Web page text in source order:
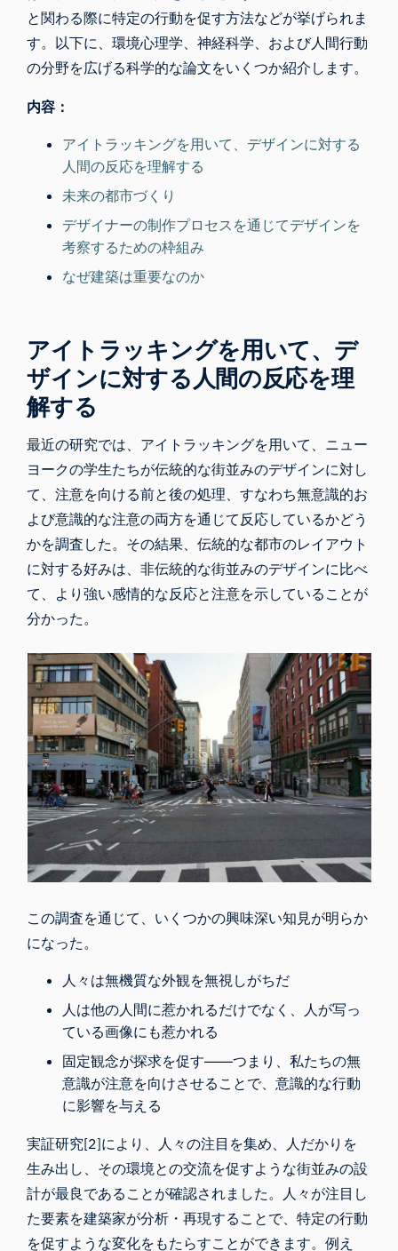
と関わる際に特定の行動を促す方法などが挙げられま
す。以下に、環境心理学、神経科学、および人間行動
の分野を広げる科学的な論文をいくつか紹介します。
内容：
アイトラッキングを用いて、デザインに対する
人間の反応を理解する
未来の都市づくり
デザイナーの制作プロセスを通じてデザインを
考察するための枠組み
なぜ建築は重要なのか
アイトラッキングを用いて、デ
ザインに対する人間の反応を理
解する
最近の研究では 、アイトラッキングを用いて、ニュー
ヨークの学生たちが伝統的な街並みのデザインに対し
て、注意を向ける前と後の処理、すなわち無意識的お
よび意識的な注意の両方を通じて反応しているかどう
かを調査した。その結果、伝統的な都市のレイアウト
に対する好みは、非伝統的な街並みのデザインに比べ
て、より強い感情的な反応と注意を示していることが
分かった。
この調査を通じて、いくつかの興味深い知見が明らか
になった。
人々は無機質な外観を無視しがちだ
人は他の人間に惹かれるだけでなく、人が写っ
ている画像にも惹かれる
固定観念が探求を促す――つまり、私たちの無
意識が注意を向けさせることで、意識的な行動
に影響を与える
実証研究[2]により、人々の注目を集め、人だかりを
生み出し、その環境との交流を促すような街並みの設
計が最良であることが確認されました。人々が注目し
た要素を建築家が分析・再現することで、特定の行動
を促すような変化をもたらすことができます。例え